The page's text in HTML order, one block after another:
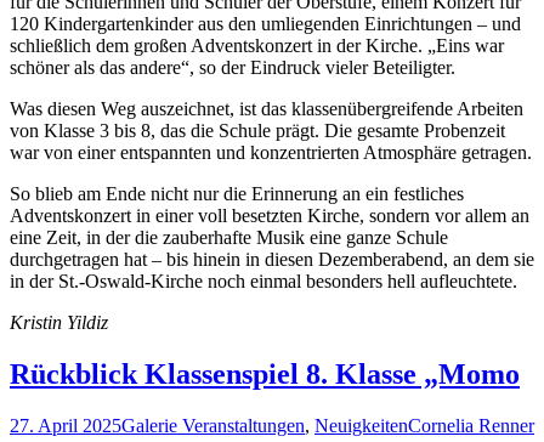
120 Kindergartenkinder aus den umliegenden Einrichtungen – und
schließlich dem großen Adventskonzert in der Kirche. „Eins war
schöner als das andere“, so der Eindruck vieler Beteiligter.
Was diesen Weg auszeichnet, ist das klassenübergreifende Arbeiten
von Klasse 3 bis 8, das die Schule prägt. Die gesamte Probenzeit
war von einer entspannten und konzentrierten Atmosphäre getragen.
So blieb am Ende nicht nur die Erinnerung an ein festliches
Adventskonzert in einer voll besetzten Kirche, sondern vor allem an
eine Zeit, in der die zauberhafte Musik eine ganze Schule
durchgetragen hat – bis hinein in diesen Dezemberabend, an dem sie
in der St.-Oswald-Kirche noch einmal besonders hell aufleuchtete.
Kristin Yildiz
Rückblick Klassenspiel 8. Klasse „Momo
27. April 2025Galerie Veranstaltungen, NeuigkeitenCornelia Renner